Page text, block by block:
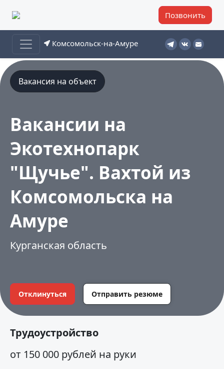
Позвонить
Комсомольск-на-Амуре
Вакансия на объект
Вакансии на
Экотехнопарк
"Щучье". Вахтой из
Комсомольска на
Амуре
Курганская область
Отклинуться Отправить резюме
Трудоустройство
от 150 000 рублей на руки